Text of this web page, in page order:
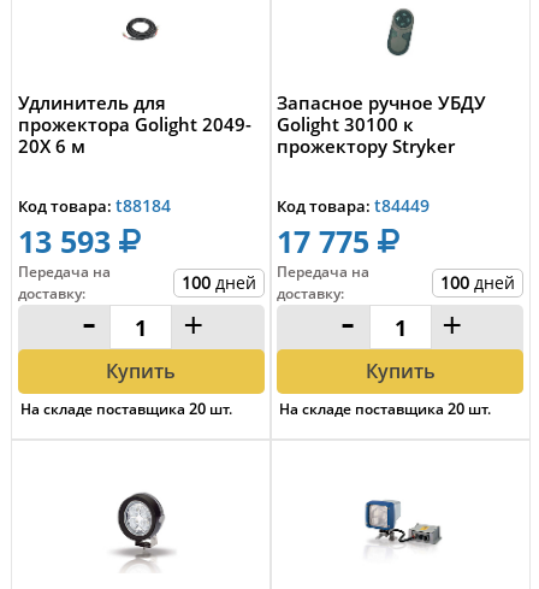
Удлинитель для
прожектора Golight 2049-
20X 6 м
Код товара: t88184
13 593
Передача на
доставку: 100 дней
- +
Купить
На складе поставщика 20 шт.
Запасное ручное УБДУ
Golight 30100 к
прожектору Stryker
Код товара: t84449
17 775
Передача на
доставку: 100 дней
- +
Купить
На складе поставщика20 шт.